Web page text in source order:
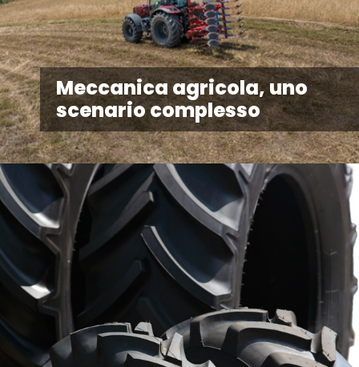
Meccanica agricola, uno
scenario complesso